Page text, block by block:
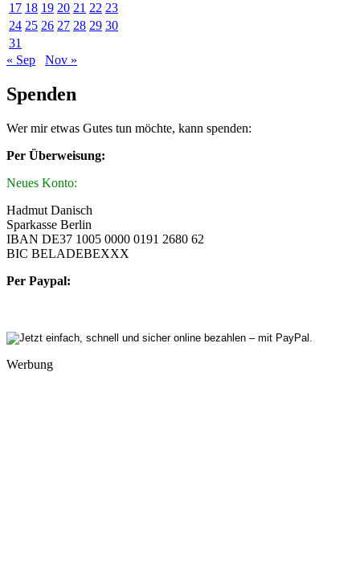
17 18 19 20 21 22 23
24 25 26 27 28 29 30
31
« Sep
Nov »
Spenden
Wer mir etwas Gutes tun möchte, kann spenden:
Per Überweisung:
Neues Konto:
Hadmut Danisch
Sparkasse Berlin
IBAN DE37 1005 0000 0191 2680 62
BIC BELADEBEXXX
Per Paypal:
Werbung